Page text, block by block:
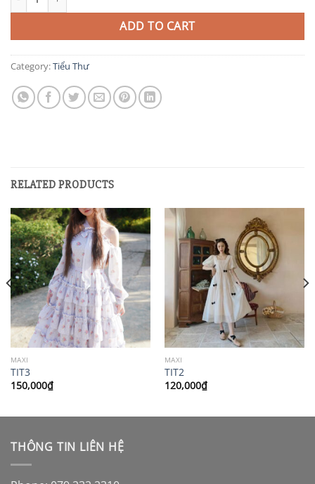
ADD TO CART
Category:Tiểu Thư
RELATED PRODUCTS
MAXI
TIT3
150,000₫
MAXI
TIT2
120,000₫
THÔNG TIN LIÊN HỆ